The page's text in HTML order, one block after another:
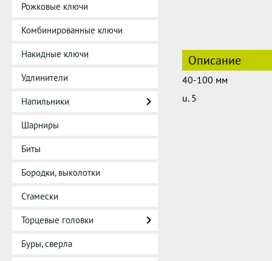
Рожковые ключи
Комбинированные ключи
Накидные ключи
Удлинители
Напильники
Шарниры
Биты
Бородки, выколотки
Стамески
Торцевые головки
Буры, сверла
Описание
40-100 мм
u. 5